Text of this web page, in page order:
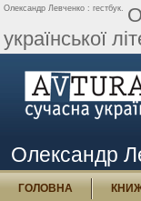
Олександр Левченко : гестбук.
української
Олександр
ГОЛОВНА